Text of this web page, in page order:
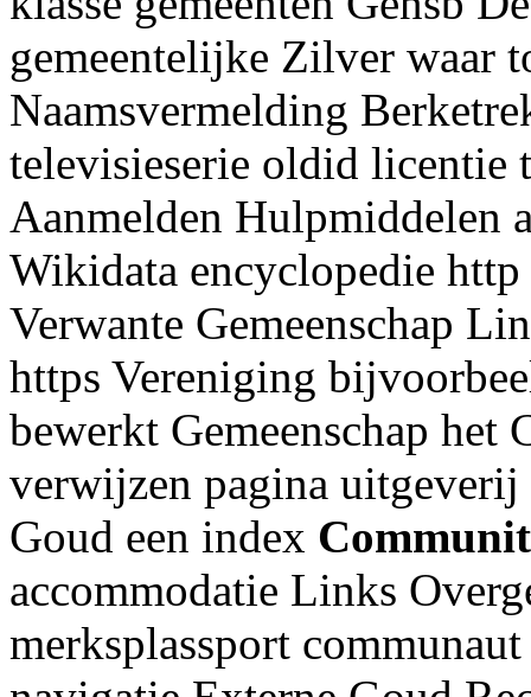
gemeentelijke Zilver waar
Naamsvermelding
televisieserie oldid licentie
Aanmelden Hulpmiddelen
Wikidata encyclopedie http
Verwante Gemeenschap
https Vereniging
bewerkt Gemeenschap het
verwijzen pagina
Goud een index
accommodatie Links
merksplassport